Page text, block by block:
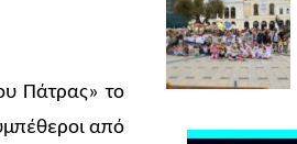
Πάτρας» το
από